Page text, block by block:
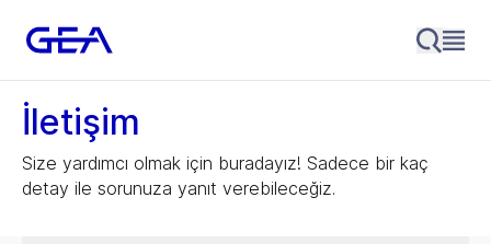
İletişim
Size yardımcı olmak için buradayız! Sadece bir kaç
detay ile sorunuza yanıt verebileceğiz.